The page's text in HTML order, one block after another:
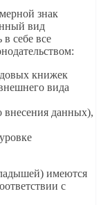
знак
вид
в себе все
вида
внесения данных),
имеются
с